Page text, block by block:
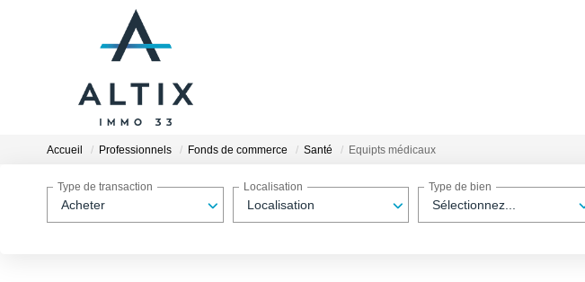
Accueil Professionnels Fonds de commerce Santé Equipts médicaux
Acheter
Type de transaction
Localisation
Localisation
Sélectionnez...
Type de bien